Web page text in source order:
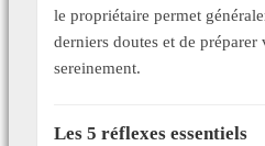
le propriétaire permet
derniers doutes et de
sereinement.
Les 5 réflexes essentiels